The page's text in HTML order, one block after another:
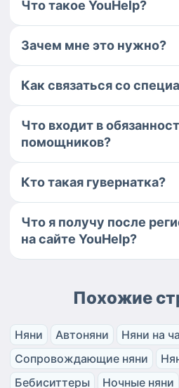
Что такое YouHelp?
Зачем мне это нужно?
Как связаться со
Что входит в
помощников?
Кто такая гувернатка?
Что я получу после
на сайте YouHelp?
Похожие
Няни Автоняни
Няни на
Сопровождающие няни
Бебиситтеры
Ночные няни